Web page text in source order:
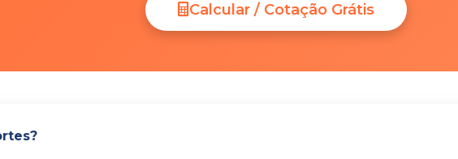
Calcular / Cotação Grátis